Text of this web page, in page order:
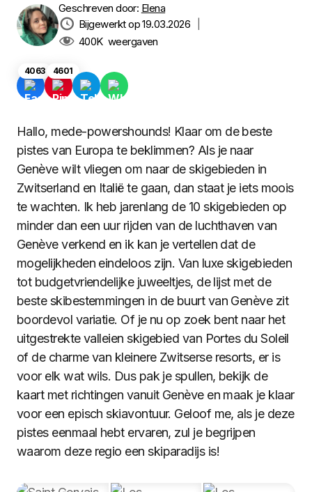
Geschreven door: Elena
Bijgewerkt op 19.03.2026
400Kweergaven
4063 4601
Hallo, mede-powershounds! Klaar om de beste
pistes van Europa te beklimmen? Als je naar
Genève wilt vliegen om naar de skigebieden in
Zwitserland en Italië te gaan, dan staat je iets moois
te wachten. Ik heb jarenlang de 10 skigebieden op
minder dan een uur rijden van de luchthaven van
Genève verkend en ik kan je vertellen dat de
mogelijkheden eindeloos zijn. Van luxe skigebieden
tot budgetvriendelijke juweeltjes, de lijst met de
beste skibestemmingen in de buurt van Genève zit
boordevol variatie. Of je nu op zoek bent naar het
uitgestrekte valleien skigebied van Portes du Soleil
of de charme van kleinere Zwitserse resorts, er is
voor elk wat wils. Dus pak je spullen, bekijk de
kaart met richtingen vanuit Genève en maak je klaar
voor een episch skiavontuur. Geloof me, als je deze
pistes eenmaal hebt ervaren, zul je begrijpen
waarom deze regio een skiparadijs is!